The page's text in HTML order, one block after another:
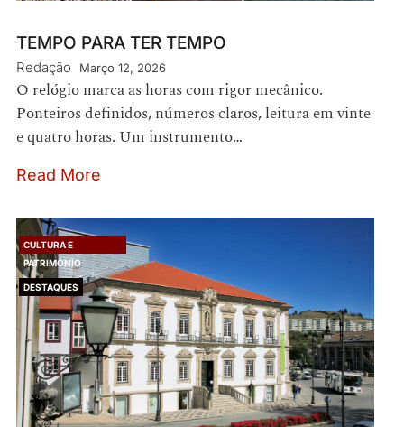
TEMPO PARA TER TEMPO
Redação Março 12, 2026
O relógio marca as horas com rigor mecânico.
Ponteiros definidos, números claros, leitura em vinte
e quatro horas. Um instrumento…
Read More
CULTURA E
PATRIMÓNIO
DESTAQUES